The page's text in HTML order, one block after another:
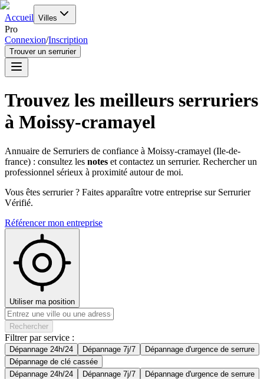
Accueil Villes
Pro
Connexion/Inscription
Trouver un serrurier
Trouvez les meilleurs serruriers
à Moissy-cramayel
Annuaire de Serruriers de confiance à Moissy-cramayel (Ile-de-
france) : consultez les notes et contactez un serrurier. Rechercher un
professionnel sérieux à proximité autour de moi.
Vous êtes serrurier ? Faites apparaître votre entreprise sur Serrurier
Vérifié.
Référencer mon entreprise
Utiliser ma position
Rechercher
Filtrer par service :
Dépannage 24h/24 Dépannage 7j/7
Dépannage d'urgence de serrure
Dépannage de clé cassée
Dépannage 24h/24
Dépannage 7j/7
Dépannage d'urgence de serrure